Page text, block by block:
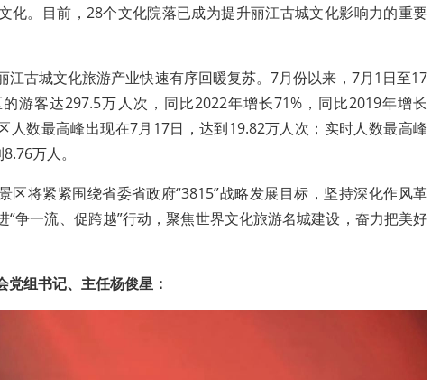
化。目前，28个文化院落已成为提升丽江古城文化影响力的重要
江古城文化旅游产业快速有序回暖复苏。7月份以来，7月1日至17
游客达297.5万人次，同比2022年增长71%，同比2019年增长
人数最高峰出现在7月17日，达到19.82万人次；实时人数最高峰
万人。
区将紧紧围绕省委省政府“3815”战略发展目标，坚持深化作风革
“争一流、促跨越”行动，聚焦世界文化旅游名城建设，奋力把美好
党组书记、主任杨俊星：